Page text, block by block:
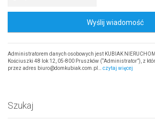
Wyślij wiadomość
Administratorem danych osobowych jest KUBIAK
Kościuszki 48 lok 12, 05-800 Pruszków (“Administrator”), z
przez adres biuro@domkubiak.com.pl… czytaj więcej
Szukaj